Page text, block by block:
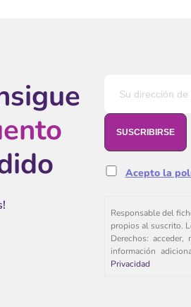
Acepto la
Responsable del
propios al suscrito.
Derechos:
información
Privacidad